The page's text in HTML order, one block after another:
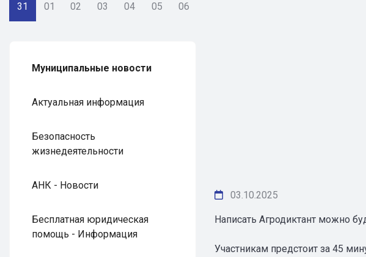
31 01 02 03 04 05 06
Муниципальные новости
Актуальная информация
Безопасность
жизнедеятельности
АНК - Новости
Бесплатная юридическая
помощь - Информация
03.10.2025
Написать Агродиктант можно
Участникам предстоит за 45